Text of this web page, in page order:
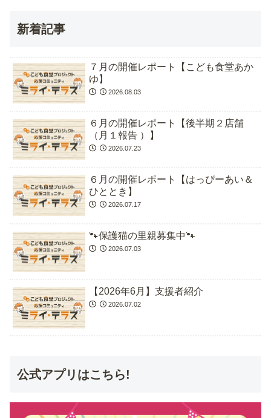
新着記事
７月の開催レポート【こども食堂あか
ゆ】
2026.08.03
６月の開催レポート【後半期２店舗
（月１報告 ）】
2026.07.23
６月の開催レポート【はっぴーあい＆
ひととき】
2026.07.17
🐾保護猫の里親募集中🐾
2026.07.03
【2026年6月】支援者紹介
2026.07.02
公式アプリはこちら!